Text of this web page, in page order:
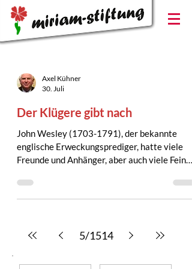
Axel Kühner
30. Juli
Der Klügere gibt nach
John Wesley (1703-1791), der bekannte
englische Erweckungsprediger, hatte viele
Freunde und Anhänger, aber auch viele Feinde
einigen Zeitgenossen zu direkt und
unangenehm, denn John Wesley nannte die
Gasse unterwegs war, kam ihm ein Lord
Der Lord blieb direkt vor Wesley stehen und
5/1514